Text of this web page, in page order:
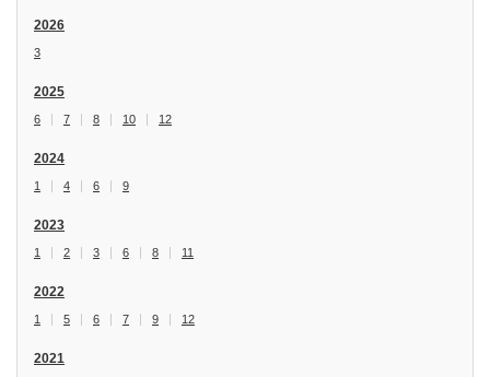
2026
3
2025
6 7 8 10 12
2024
1 4 6 9
2023
1 2 3 6 8 11
2022
1 5 6 7 9 12
2021